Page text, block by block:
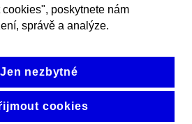
cookies", poskytnete nám
správě a analýze.
Jen nezbytné
cookies